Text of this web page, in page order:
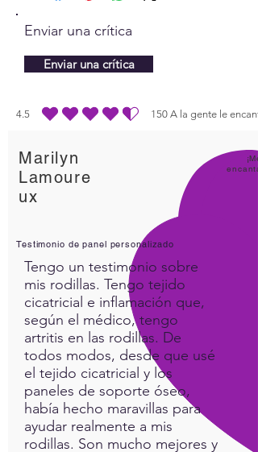
bombarded and hit with
Tatianna Hommy
Practitioner/Biofeedback
Facilitator
Enviar una crítica
Enviar una crítica
4.5 150 A la gente le
la calificación promedio es 4.5 de 5, basada en 150
Marilyn
Lamoure
ux
¡Me
encanta
Testimonio de panel personalizado
Tengo un testimonio sobre
mis rodillas. Tengo tejido
cicatricial e inflamación que,
según el médico, tengo
artritis en las rodillas. De
todos modos, desde que usé
el tejido cicatricial y los
paneles de soporte óseo,
había hecho maravillas para
ayudar realmente a mis
rodillas. Son mucho mejores y